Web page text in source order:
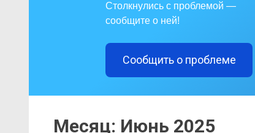
Столкнулись с проблемой —
сообщите о ней!
Сообщить о проблеме
Месяц: Июнь 2025